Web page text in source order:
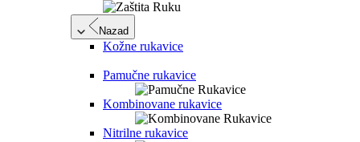
Nazad
Kožne rukavice
Pamučne rukavice
Kombinovane rukavice
Nitrilne rukavice